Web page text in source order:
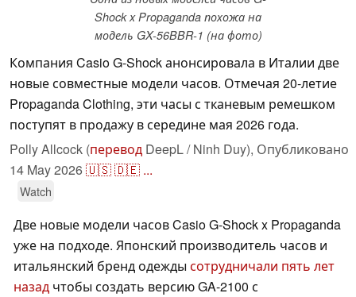
Shock x Propaganda похожа на
модель GX-56BBR-1 (на фото)
Компания Casio G-Shock анонсировала в Италии две
новые совместные модели часов. Отмечая 20-летие
Propaganda Clothing, эти часы с тканевым ремешком
поступят в продажу в середине мая 2026 года.
Polly Allcock (перевод DeepL / Ninh Duy), Опубликовано
14 May 2026🇺🇸🇩🇪 ...
Watch
Две новые модели часов Casio G-Shock x Propaganda
уже на подходе. Японский производитель часов и
итальянский бренд одежды сотрудничали пять лет
назад чтобы создать версию GA-2100 с